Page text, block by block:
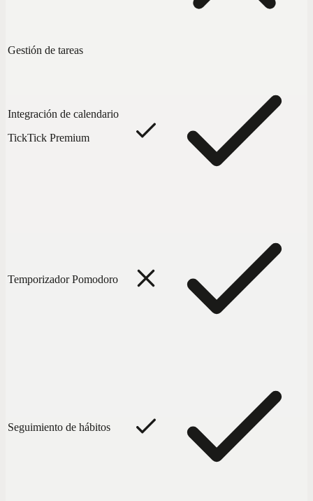
Gestión de tareas
Integración de calendario
TickTick Premium
Temporizador Pomodoro
Seguimiento de hábitos